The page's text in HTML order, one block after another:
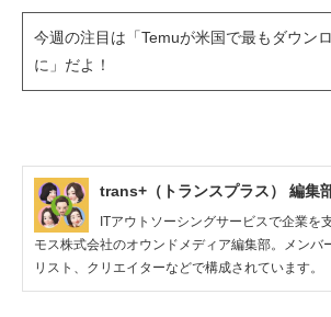
今週の注目は「Temuが米国で最もダウン
に」だよ！
trans+（トランスプラス） 編集
ITアウトソーシングサービスで企業を
モス株式会社のオウンドメディア編集部。メンバ
リスト、クリエイターなどで構成されています。